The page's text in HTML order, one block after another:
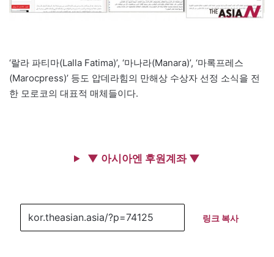
‘랄라 파티마(Lalla Fatima)’, ‘마나라(Manara)’, ‘마록프레스
(Marocpress)’ 등도 압데라힘의 만해상 수상자 선정 소식을 전
한 모로코의 대표적 매체들이다.
▼ 아시아엔 후원계좌 ▼
링크 복사